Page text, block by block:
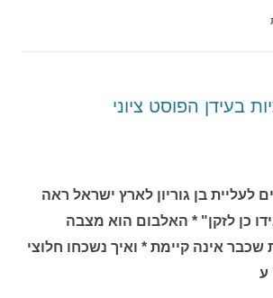
בעידן הפוסט ציוני
לעליית בן גוריון לארץ ישראל ראה
כן לזקן" * האלבום הוא מצבה
שכבר אינה קיימת * ואיך נשכחו חלוצי
ע